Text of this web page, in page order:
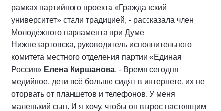
рамках партийного проекта «Гражданский
университет» стали традицией, - рассказала член
Молодёжного парламента при Думе
Нижневартовска, руководитель исполнительного
комитета местного отделения партии «Единая
Россия» Елена Киршанова. - Время сегодня
медийное, дети всё больше сидят в интернете, их не
оторвать от планшетов и телефонов. У меня
маленький сын. И я хочу, чтобы он вырос настоящим